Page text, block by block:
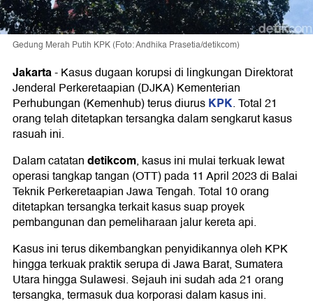
Gedung Merah Putih KPK (Foto: Andhika Prasetia/detikcom)
Jakarta-Kasus dugaan korupsi di lingkungan Direktorat
Jenderal Perkeretaapian (DJKA) Kementerian
Perhubungan (Kemenhub) terus diurusKPK. Total 21
orang telah ditetapkan tersangka dalam sengkarut kasus
rasuah ini.
Dalam catatandetikcom, kasus ini mulai terkuak lewat
operasi tangkap tangan (OTT) pada 11 April 2023 di Balai
Teknik Perkeretaapian Jawa Tengah. Total 10 orang
ditetapkan tersangka terkait kasus suap proyek
pembangunan dan pemeliharaan jalur kereta api.
Kasus ini terus dikembangkan penyidikannya oleh KPK
hingga terkuak praktik serupa di Jawa Barat, Sumatera
Utara hingga Sulawesi. Sejauh ini sudah ada 21 orang
tersangka, termasuk dua korporasi dalam kasus ini.